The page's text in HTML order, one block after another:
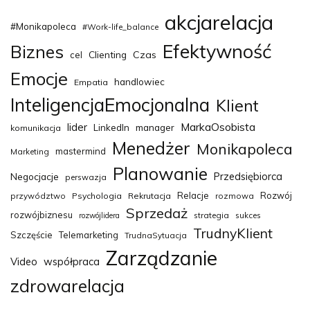
#Monikapoleca #Work-life_balance akcjarelacja
Biznes cel Clienting Czas Efektywność
Emocje Empatia handlowiec
InteligencjaEmocjonalna Klient
komunikacja lider LinkedIn manager MarkaOsobista
Marketing mastermind Menedżer Monikapoleca
Negocjacje perswazja Planowanie Przedsiębiorca
przywództwo Psychologia Rekrutacja Relacje rozmowa
Rozwój
rozwójbiznesu
rozwójlidera Sprzedaż strategia sukces
Szczęście Telemarketing TrudnaSytuacja TrudnyKlient
Video współpraca Zarządzanie
zdrowarelacja